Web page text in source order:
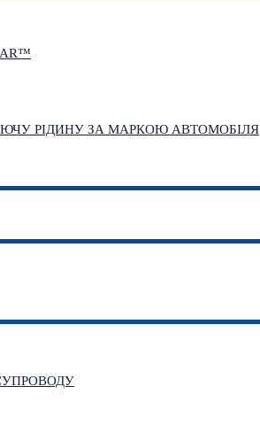
РІДИНУ ЗА МАРКОЮ АВТОМОБІЛЯ